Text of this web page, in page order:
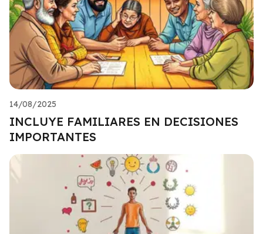
14/08/2025
INCLUYE FAMILIARES EN DECISIONES
IMPORTANTES